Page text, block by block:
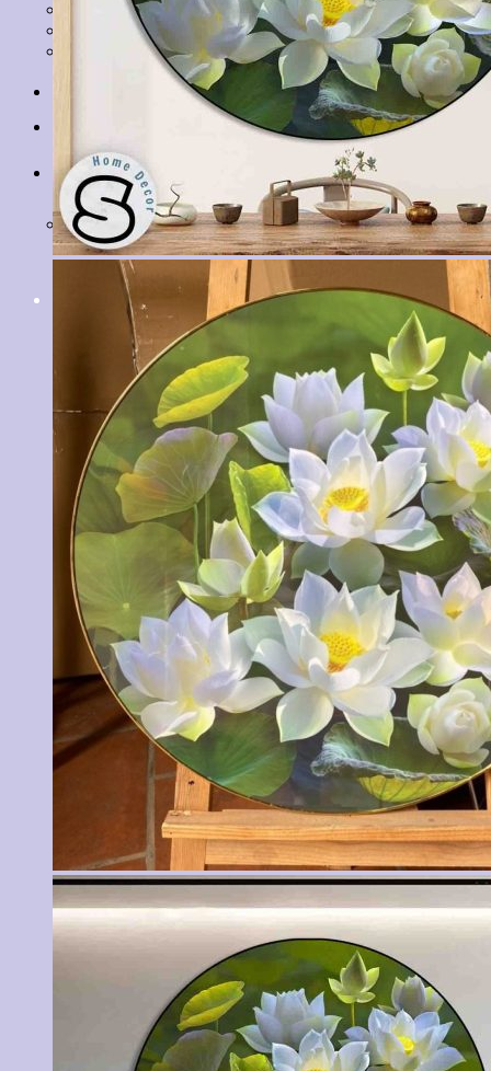
Tranh Lá Cây
Tranh Cá Chép
Tranh Tĩnh Vật
Tranh Đồng Quê
Tranh Thuỷ Mặc
Tranh Con Hổ
Giỏ hàng
Chưa có sản phẩm trong giỏ hàng.
Tìm